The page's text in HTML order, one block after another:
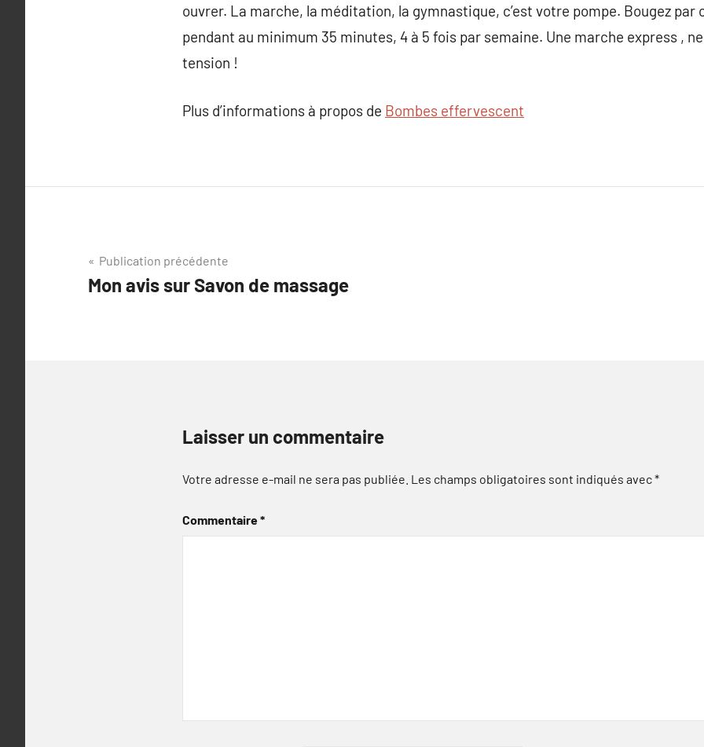
ouvrer. La marche, la méditation, la gymnastique, c’est votre pompe. Bougez par
pendant au minimum 35 minutes, 4 à 5 fois par semaine. Une marche express ,
tension !
Plus d’informations à propos de Bombes effervescent
Navigation
de
Publication précédente
Mon avis sur Savon de massage
Laisser un commentaire
Votre adresse e-mail ne sera pas publiée. Les champs obligatoires sont indiqués avec*
Commentaire*